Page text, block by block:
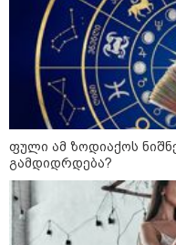
ფული ამ ზოდიაქოს
გამდიდრდება?